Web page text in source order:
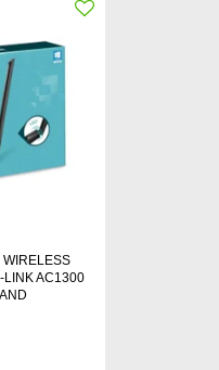
LINK AC1300